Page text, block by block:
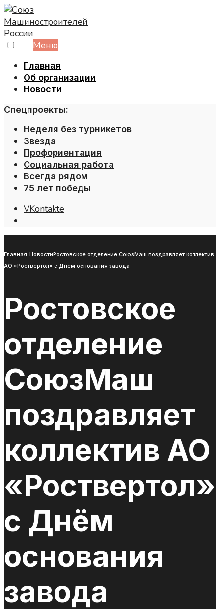
Skip
to
content
Меню
Главная
Об организации
Новости
Спецпроекты:
Неделя без турникетов
Звезда
Профориентация
Социальная работа
Всегда рядом
75 лет победы
VKontakte
Главная НовостиРостовское отделение СоюзМаш поздравляет коллектив
АО «Роствертол» с Днём основания завода
Ростовское
отделение
СоюзМаш
поздравляет
коллектив АО
«Роствертол»
с Днём
основания
завода